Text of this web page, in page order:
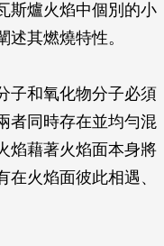
斯爐火焰中個別的小
其燃燒特性。
子和氧化物分子必須
者同時存在並均勻混
焰藉著火焰面本身將
火焰面彼此相遇、